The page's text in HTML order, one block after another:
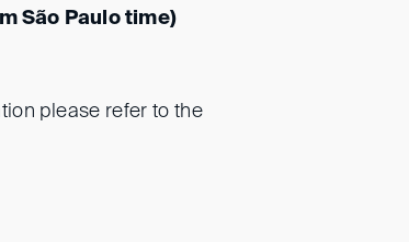
São Paulo time)
please refer to the